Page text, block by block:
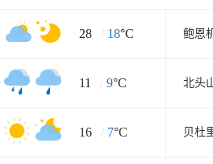
28 / 18°C 鲍恩
11 / 9°C 北头
16 / 7°C 贝杜